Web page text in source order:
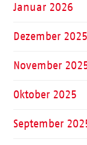
Januar 2026
Dezember 2025
November
Oktober 2025
September